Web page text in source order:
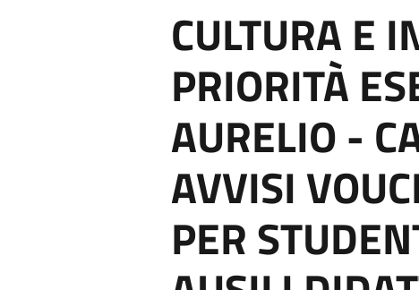
CULTURA E
PRIORITÀ
AURELIO -
AVVISI
PER